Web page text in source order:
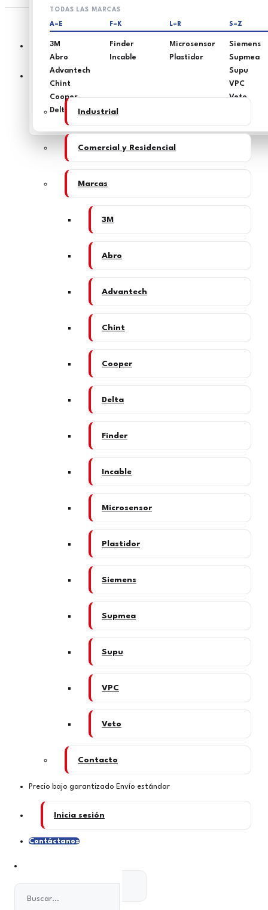
TODAS LAS MARCAS
A–E
3M
Abro
Advantech
Chint
Cooper
Delta
F–K
Finder
Incable
L–R
Microsensor
Plastidor
S–Z
Siemens
Supmea
Supu
VPC
Veto
Industrial
Comercial y Residencial
Marcas
3M
Abro
Advantech
Chint
Cooper
Delta
Finder
Incable
Microsensor
Plastidor
Siemens
Supmea
Supu
VPC
Veto
Contacto
Precio bajo garantizado Envío estándar
Inicia sesión
Contáctanos